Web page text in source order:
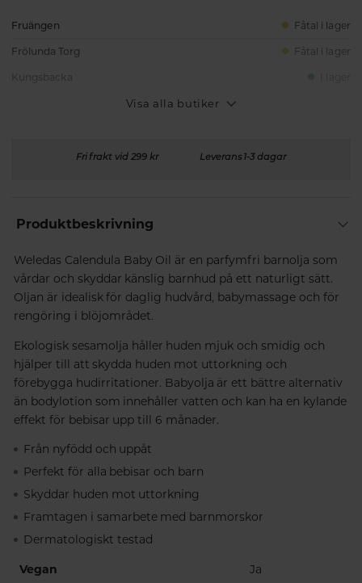
Fruängen Fåtal i lager
Frölunda Torg Fåtal i lager
Visa alla butiker
Fri frakt vid 299 kr Leverans 1-3 dagar
Produktbeskrivning
Weledas Calendula Baby Oil är en parfymfri barnolja som
vårdar och skyddar känslig barnhud på ett naturligt sätt.
Oljan är idealisk för daglig hudvård, babymassage och för
rengöring i blöjområdet.
Ekologisk sesamolja håller huden mjuk och smidig och
hjälper till att skydda huden mot uttorkning och
förebygga hudirritationer. Babyolja är ett bättre alternativ
än bodylotion som innehåller vatten och kan ha en kylande
effekt för bebisar upp till 6 månader.
Från nyfödd och uppåt
Perfekt för alla bebisar och barn
Skyddar huden mot uttorkning
Framtagen i samarbete med barnmorskor
Dermatologiskt testad
Vegan Ja